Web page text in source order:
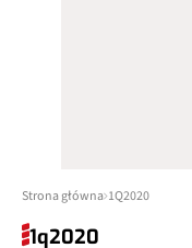
Strona główna 1Q2020
1q2020